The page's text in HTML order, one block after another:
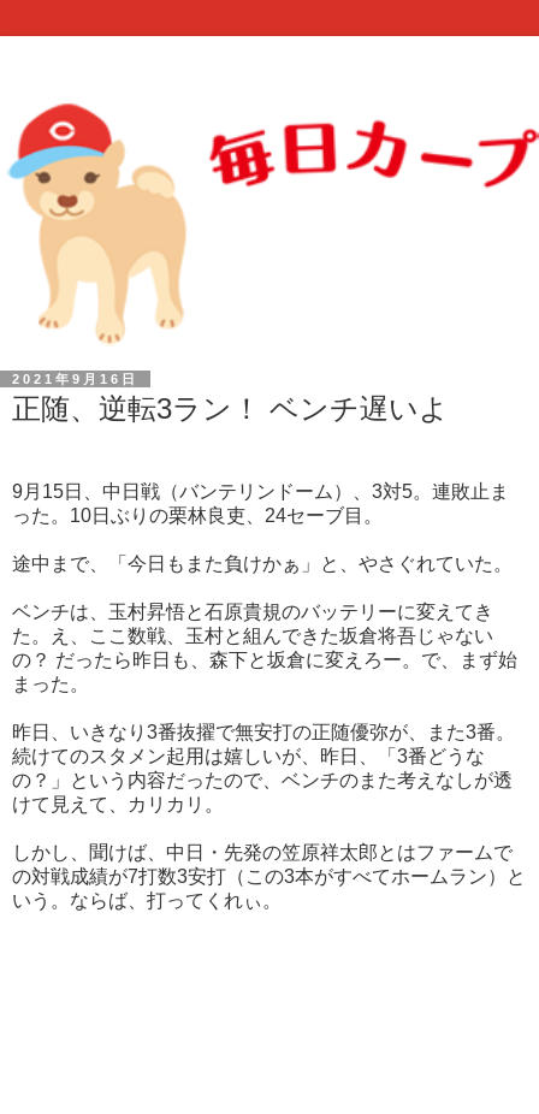
2021年9月16日
正随、逆転3ラン！ ベンチ遅いよ
9月15日、中日戦（バンテリンドーム）、3対5。連敗止ま
った。10日ぶりの栗林良吏、24セーブ目。
途中まで、「今日もまた負けかぁ」と、やさぐれていた。
ベンチは、玉村昇悟と石原貴規のバッテリーに変えてき
た。え、ここ数戦、玉村と組んできた坂倉将吾じゃない
の？ だったら昨日も、森下と坂倉に変えろー。で、まず始
まった。
昨日、いきなり3番抜擢で無安打の正随優弥が、また3番。
続けてのスタメン起用は嬉しいが、昨日、「3番どうな
の？」という内容だったので、ベンチのまた考えなしが透
けて見えて、カリカリ。
しかし、聞けば、中日・先発の笠原祥太郎とはファームで
の対戦成績が7打数3安打（この3本がすべてホームラン）と
いう。ならば、打ってくれぃ。